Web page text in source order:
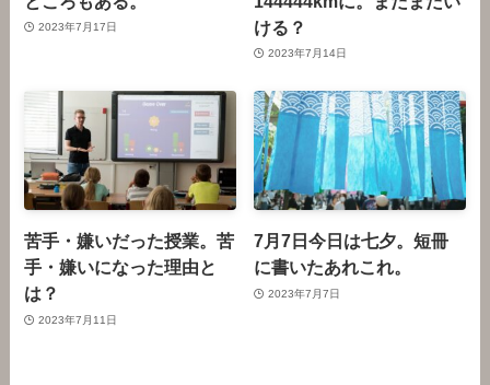
2023年7月17日
ける？
2023年7月14日
苦手・嫌いだった授業。苦
手・嫌いになった理由と
は？
2023年7月11日
7月7日今日は七夕。短冊
に書いたあれこれ。
2023年7月7日